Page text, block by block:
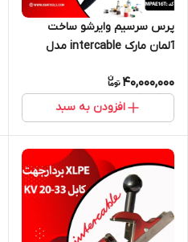
پرس سرسیم وایرشو ساخت
آلمان مارک intercable مدل
40,000,000
افزودن به سبد